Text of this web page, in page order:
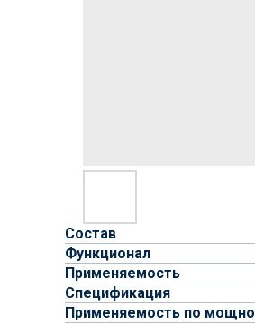
Состав
Функционал
Применяемость
Спецификация
Применяемость по